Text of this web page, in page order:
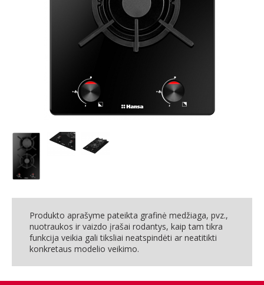
Produkto aprašyme pateikta grafinė medžiaga, pvz.,
nuotraukos ir vaizdo įrašai rodantys, kaip tam tikra
funkcija veikia gali tiksliai neatspindėti ar neatitikti
konkretaus modelio veikimo.